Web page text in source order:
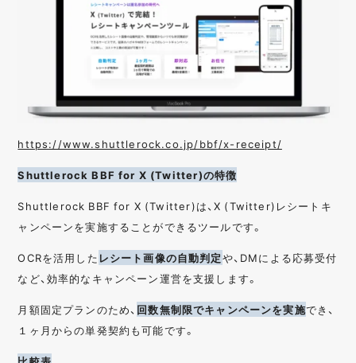
https://www.shuttlerock.co.jp/bbf/x-receipt/
Shuttlerock BBF for X (Twitter)の特徴
Shuttlerock BBF for X (Twitter)は、X (Twitter)レシートキ
ャンペーンを実施することができるツールです。
OCRを活用した レシート画像の自動判定や、DMによる応募受付
など、効率的なキャンペーン運営を支援します。
月額固定プランのため、 回数無制限でキャンペーンを実施でき、
１ヶ月からの単発契約も可能です。